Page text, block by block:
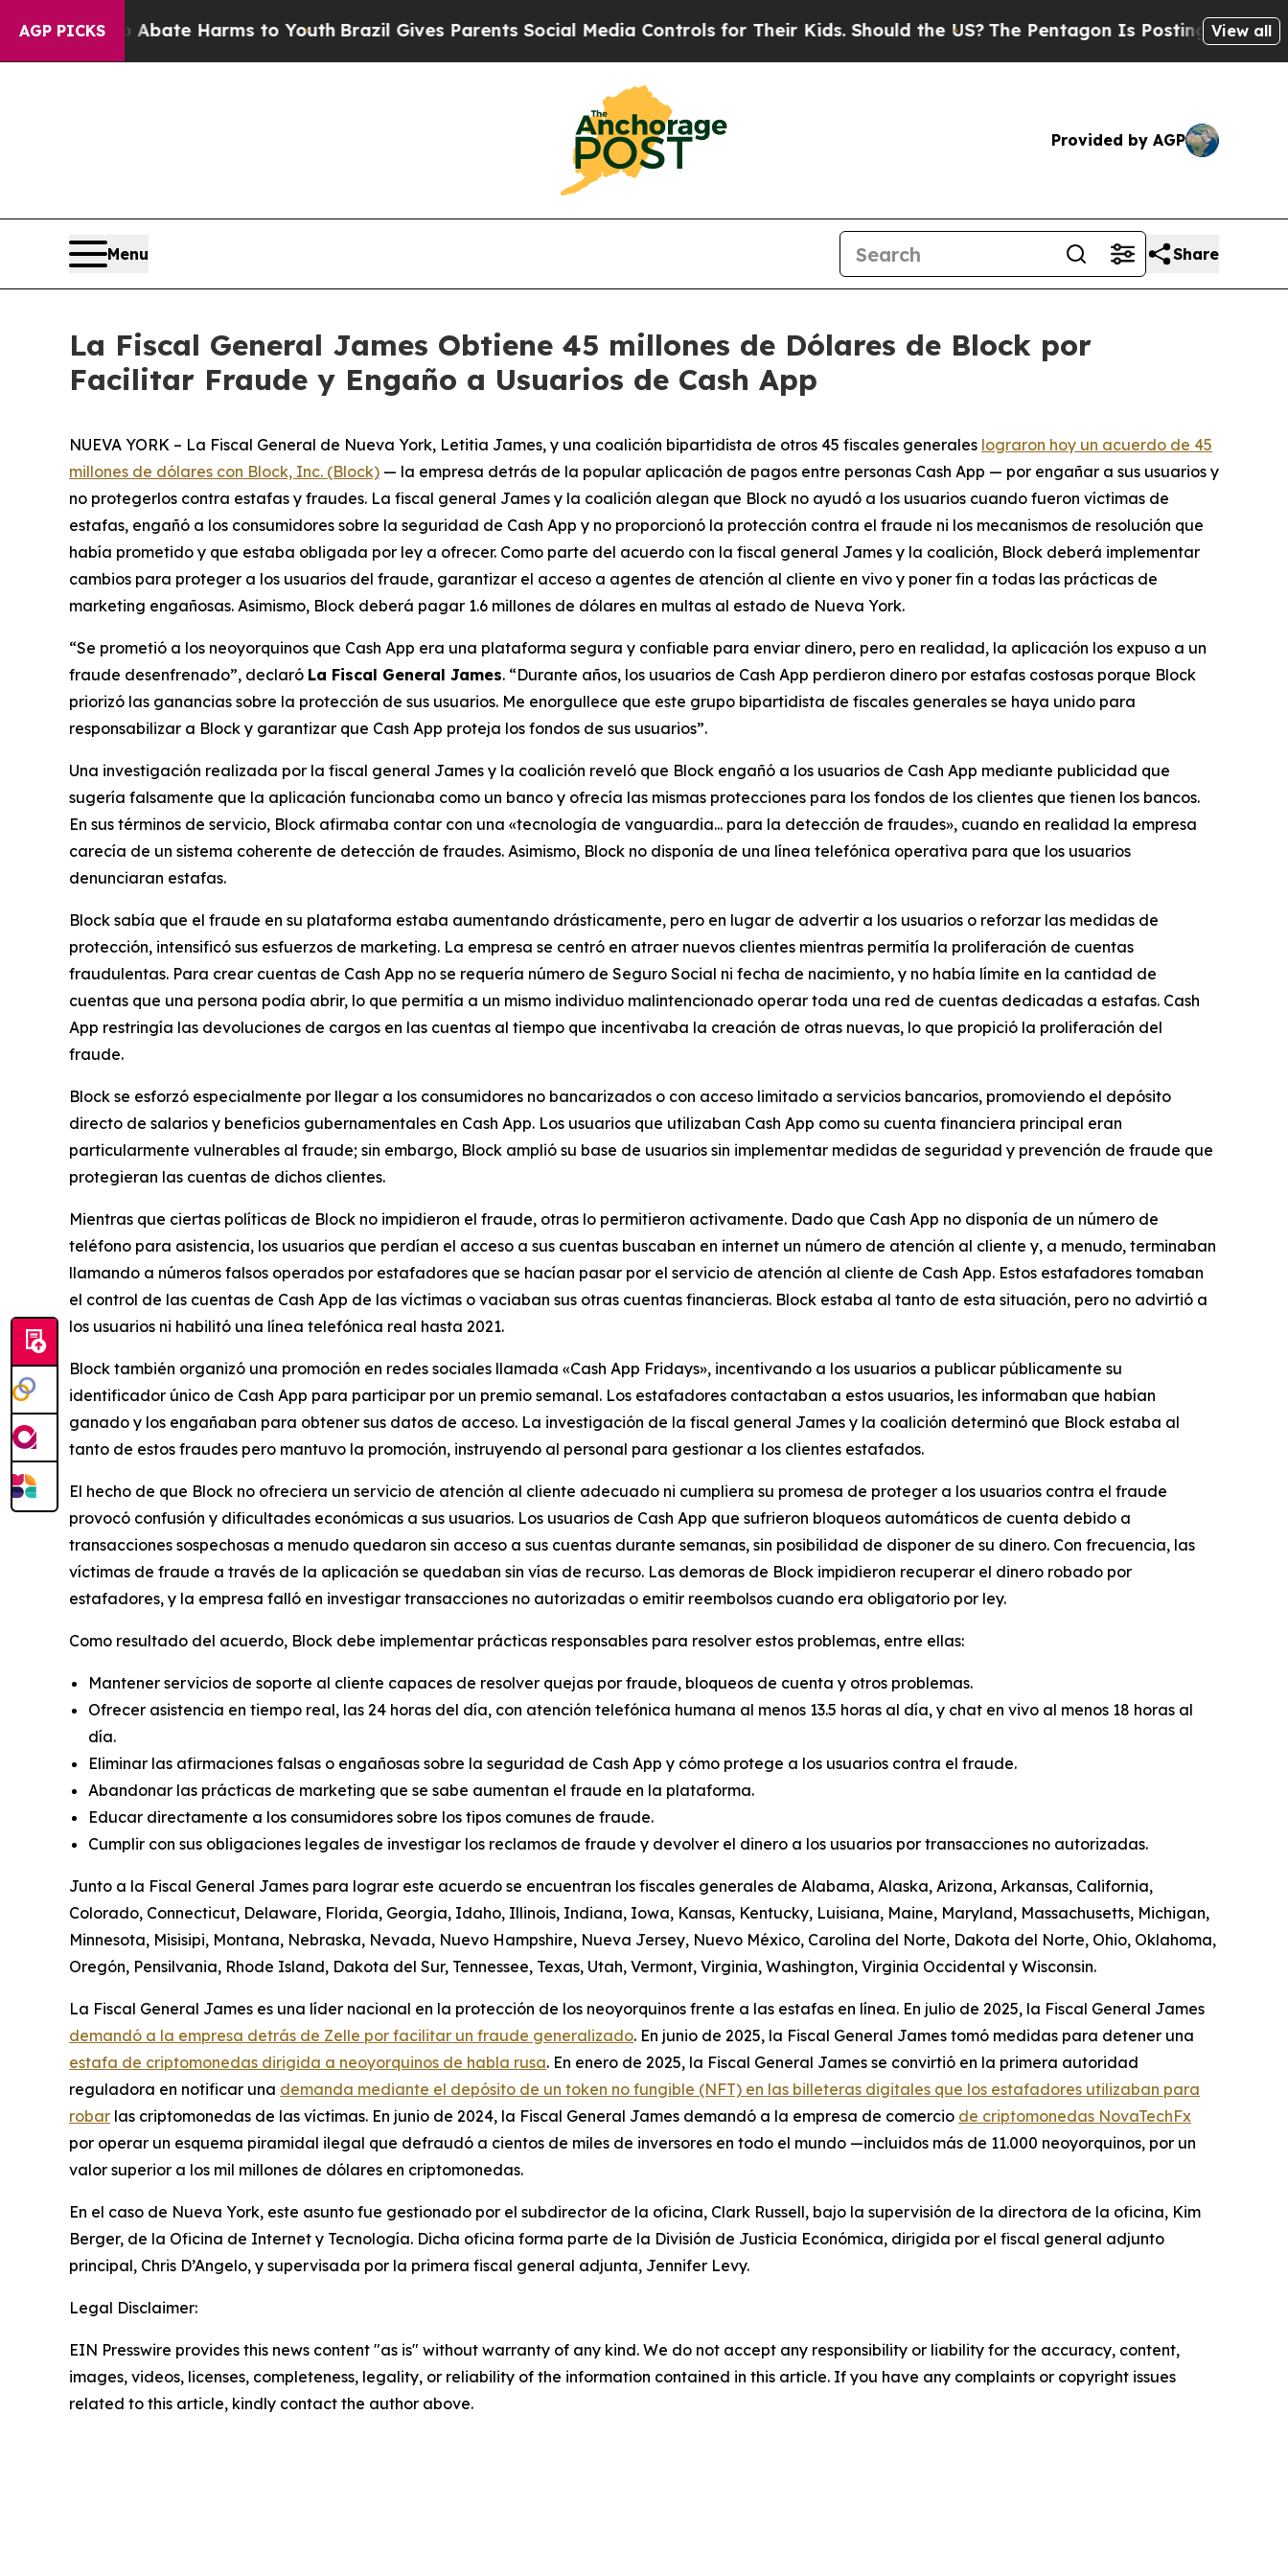
AGP PICKS
to Abate Harms to Youth Brazil Gives Parents Social Media Controls for Their Kids. Should the US?The Pentagon Is Posting Cryptic Biblical
View all
Provided by AGP
Menu Share
La Fiscal General James Obtiene 45 millones de Dólares de Block por
Facilitar Fraude y Engaño a Usuarios de Cash App
NUEVA YORK – La Fiscal General de Nueva York, Letitia James, y una coalición bipartidista de otros 45 fiscales generales lograron hoy un acuerdo de 45
millones de dólares con Block, Inc. (Block) — la empresa detrás de la popular aplicación de pagos entre personas Cash App — por engañar a sus usuarios y
no protegerlos contra estafas y fraudes. La fiscal general James y la coalición alegan que Block no ayudó a los usuarios cuando fueron víctimas de
estafas, engañó a los consumidores sobre la seguridad de Cash App y no proporcionó la protección contra el fraude ni los mecanismos de resolución que
había prometido y que estaba obligada por ley a ofrecer. Como parte del acuerdo con la fiscal general James y la coalición, Block deberá implementar
cambios para proteger a los usuarios del fraude, garantizar el acceso a agentes de atención al cliente en vivo y poner fin a todas las prácticas de
marketing engañosas. Asimismo, Block deberá pagar 1.6 millones de dólares en multas al estado de Nueva York.
“Se prometió a los neoyorquinos que Cash App era una plataforma segura y confiable para enviar dinero, pero en realidad, la aplicación los expuso a un
fraude desenfrenado”, declaró La Fiscal General James. “Durante años, los usuarios de Cash App perdieron dinero por estafas costosas porque Block
priorizó las ganancias sobre la protección de sus usuarios. Me enorgullece que este grupo bipartidista de fiscales generales se haya unido para
responsabilizar a Block y garantizar que Cash App proteja los fondos de sus usuarios”.
Una investigación realizada por la fiscal general James y la coalición reveló que Block engañó a los usuarios de Cash App mediante publicidad que
sugería falsamente que la aplicación funcionaba como un banco y ofrecía las mismas protecciones para los fondos de los clientes que tienen los bancos.
En sus términos de servicio, Block afirmaba contar con una «tecnología de vanguardia... para la detección de fraudes», cuando en realidad la empresa
carecía de un sistema coherente de detección de fraudes. Asimismo, Block no disponía de una línea telefónica operativa para que los usuarios
denunciaran estafas.
Block sabía que el fraude en su plataforma estaba aumentando drásticamente, pero en lugar de advertir a los usuarios o reforzar las medidas de
protección, intensificó sus esfuerzos de marketing. La empresa se centró en atraer nuevos clientes mientras permitía la proliferación de cuentas
fraudulentas. Para crear cuentas de Cash App no ​​se requería número de Seguro Social ni fecha de nacimiento, y no había límite en la cantidad de
cuentas que una persona podía abrir, lo que permitía a un mismo individuo malintencionado operar toda una red de cuentas dedicadas a estafas. Cash
App restringía las devoluciones de cargos en las cuentas al tiempo que incentivaba la creación de otras nuevas, lo que propició la proliferación del
fraude.
Block se esforzó especialmente por llegar a los consumidores no bancarizados o con acceso limitado a servicios bancarios, promoviendo el depósito
directo de salarios y beneficios gubernamentales en Cash App. Los usuarios que utilizaban Cash App como su cuenta financiera principal eran
particularmente vulnerables al fraude; sin embargo, Block amplió su base de usuarios sin implementar medidas de seguridad y prevención de fraude que
protegieran las cuentas de dichos clientes.
Mientras que ciertas políticas de Block no impidieron el fraude, otras lo permitieron activamente. Dado que Cash App no ​​disponía de un número de
teléfono para asistencia, los usuarios que perdían el acceso a sus cuentas buscaban en internet un número de atención al cliente y, a menudo, terminaban
llamando a números falsos operados por estafadores que se hacían pasar por el servicio de atención al cliente de Cash App. Estos estafadores tomaban
el control de las cuentas de Cash App de las víctimas o vaciaban sus otras cuentas financieras. Block estaba al tanto de esta situación, pero no advirtió a
los usuarios ni habilitó una línea telefónica real hasta 2021.
Block también organizó una promoción en redes sociales llamada «Cash App Fridays», incentivando a los usuarios a publicar públicamente su
identificador único de Cash App para participar por un premio semanal. Los estafadores contactaban a estos usuarios, les informaban que habían
ganado y los engañaban para obtener sus datos de acceso. La investigación de la fiscal general James y la coalición determinó que Block estaba al
tanto de estos fraudes pero mantuvo la promoción, instruyendo al personal para gestionar a los clientes estafados.
El hecho de que Block no ofreciera un servicio de atención al cliente adecuado ni cumpliera su promesa de proteger a los usuarios contra el fraude
provocó confusión y dificultades económicas a sus usuarios. Los usuarios de Cash App que sufrieron bloqueos automáticos de cuenta debido a
transacciones sospechosas a menudo quedaron sin acceso a sus cuentas durante semanas, sin posibilidad de disponer de su dinero. Con frecuencia, las
víctimas de fraude a través de la aplicación se quedaban sin vías de recurso. Las demoras de Block impidieron recuperar el dinero robado por
estafadores, y la empresa falló en investigar transacciones no autorizadas o emitir reembolsos cuando era obligatorio por ley.
Como resultado del acuerdo, Block debe implementar prácticas responsables para resolver estos problemas, entre ellas:
Mantener servicios de soporte al cliente capaces de resolver quejas por fraude, bloqueos de cuenta y otros problemas.
Ofrecer asistencia en tiempo real, las 24 horas del día, con atención telefónica humana al menos 13.5 horas al día, y chat en vivo al menos 18 horas al
día.
Eliminar las afirmaciones falsas o engañosas sobre la seguridad de Cash App y cómo protege a los usuarios contra el fraude.
Abandonar las prácticas de marketing que se sabe aumentan el fraude en la plataforma.
Educar directamente a los consumidores sobre los tipos comunes de fraude.
Cumplir con sus obligaciones legales de investigar los reclamos de fraude y devolver el dinero a los usuarios por transacciones no autorizadas.
Junto a la Fiscal General James para lograr este acuerdo se encuentran los fiscales generales de Alabama, Alaska, Arizona, Arkansas, California,
Colorado, Connecticut, Delaware, Florida, Georgia, Idaho, Illinois, Indiana, Iowa, Kansas, Kentucky, Luisiana, Maine, Maryland, Massachusetts, Michigan,
Minnesota, Misisipi, Montana, Nebraska, Nevada, Nuevo Hampshire, Nueva Jersey, Nuevo México, Carolina del Norte, Dakota del Norte, Ohio, Oklahoma,
Oregón, Pensilvania, Rhode Island, Dakota del Sur, Tennessee, Texas, Utah, Vermont, Virginia, Washington, Virginia Occidental y Wisconsin.
La Fiscal General James es una líder nacional en la protección de los neoyorquinos frente a las estafas en línea. En julio de 2025, la Fiscal General James
demandó a la empresa detrás de Zelle por facilitar un fraude generalizado. En junio de 2025, la Fiscal General James tomó medidas para detener una
estafa de criptomonedas dirigida a neoyorquinos de habla rusa. En enero de 2025, la Fiscal General James se convirtió en la primera autoridad
reguladora en notificar una demanda mediante el depósito de un token no fungible (NFT) en las billeteras digitales que los estafadores utilizaban para
robar las criptomonedas de las víctimas. En junio de 2024, la Fiscal General James demandó a la empresa de comercio de criptomonedas NovaTechFx
por operar un esquema piramidal ilegal que defraudó a cientos de miles de inversores en todo el mundo —incluidos más de 11.000 neoyorquinos, por un
valor superior a los mil millones de dólares en criptomonedas.
En el caso de Nueva York, este asunto fue gestionado por el subdirector de la oficina, Clark Russell, bajo la supervisión de la directora de la oficina, Kim
Berger, de la Oficina de Internet y Tecnología. Dicha oficina forma parte de la División de Justicia Económica, dirigida por el fiscal general adjunto
principal, Chris D’Angelo, y supervisada por la primera fiscal general adjunta, Jennifer Levy.
Legal Disclaimer:
EIN Presswire provides this news content "as is" without warranty of any kind. We do not accept any responsibility or liability for the accuracy, content,
images, videos, licenses, completeness, legality, or reliability of the information contained in this article. If you have any complaints or copyright issues
related to this article, kindly contact the author above.